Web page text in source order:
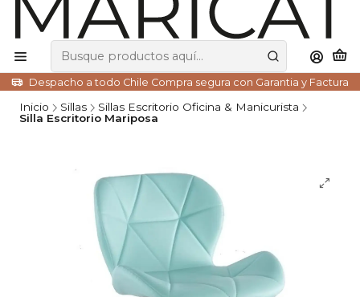
Despacho a todo Chile Compra segura con Garantia y Factura
Inicio Sillas
Sillas Escritorio Oficina & Manicurista
Silla Escritorio Mariposa